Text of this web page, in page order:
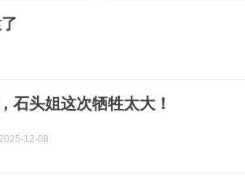
石头姐这次牺牲太大！
12-08